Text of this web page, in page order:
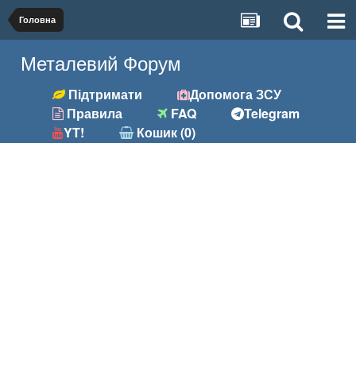
Головна
Металевий Форум
Підтримати
Допомога ЗСУ
Правила
FAQ
Telegram
YT!
Кошик (0)